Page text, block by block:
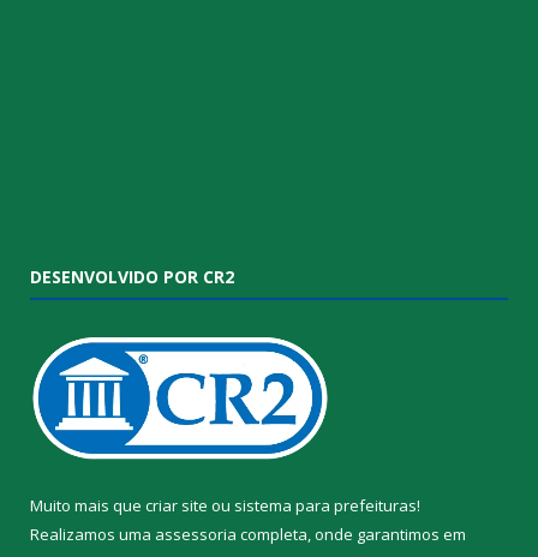
DESENVOLVIDO POR CR2
Muito mais que criar site ou sistema para prefeituras!
Realizamos uma assessoria completa, onde garantimos em